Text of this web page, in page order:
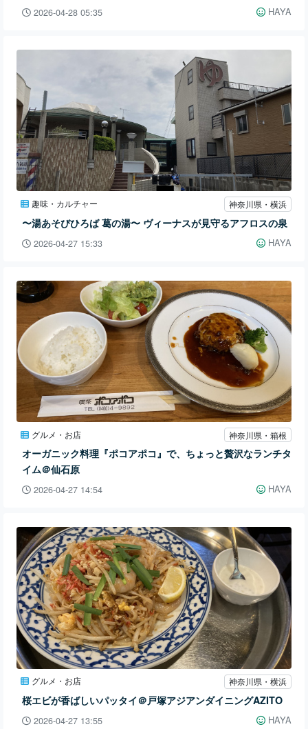
2026-04-28 05:35 HAYA
趣味・カルチャー 神奈川県・横浜
〜湯あそびひろば 葛の湯〜 ヴィーナスが見守るアフロスの泉
2026-04-27 15:33 HAYA
グルメ・お店 神奈川県・箱根
オーガニック料理『ポコアポコ』で、ちょっと贅沢なランチタ
イム＠仙石原
2026-04-27 14:54 HAYA
グルメ・お店 神奈川県・横浜
桜エビが香ばしいパッタイ＠戸塚アジアンダイニングAZITO
2026-04-27 13:55 HAYA